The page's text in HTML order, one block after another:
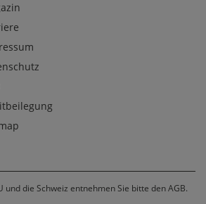
die Schweiz entnehmen Sie bitte den AGB.